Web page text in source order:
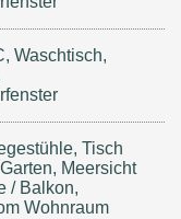
Waschtisch,
Tisch
Meersicht
/ Balkon,
Wohnraum